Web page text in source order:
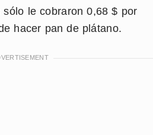
le cobraron 0,68 $ por
hacer pan de plátano.